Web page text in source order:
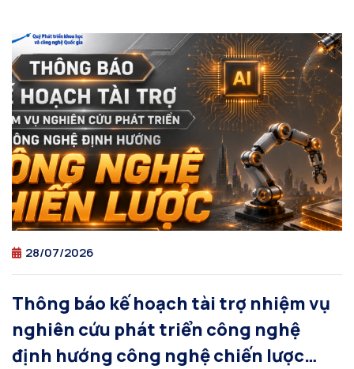
28/07/2026
Thông báo kế hoạch tài trợ nhiệm vụ
nghiên cứu phát triển công nghệ
định hướng công nghệ chiến lược